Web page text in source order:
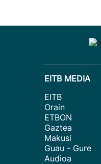
EITB MEDIA
EITB
Orain
ETBON
Gaztea
Makusi
Guau - Gure
Audioa